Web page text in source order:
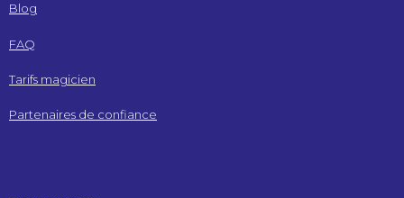
Blog
FAQ
Tarifs magicien
Partenaires de confiance